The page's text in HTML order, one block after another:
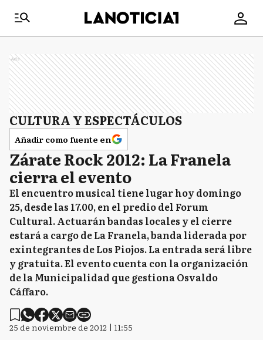
Ads
CULTURA Y ESPECTÁCULOS
Añadir como fuente en
Zárate Rock 2012: La Franela
cierra el evento
El encuentro musical tiene lugar hoy domingo
25, desde las 17.00, en el predio del Forum
Cultural. Actuarán bandas locales y el cierre
estará a cargo de La Franela, banda liderada por
exintegrantes de Los Piojos. La entrada será libre
y gratuita. El evento cuenta con la organización
de la Municipalidad que gestiona Osvaldo
Cáffaro.
25 de noviembre de 2012 | 11:55